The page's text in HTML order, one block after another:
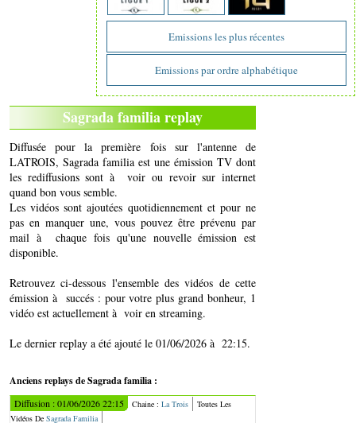
Emissions les plus récentes
Emissions par ordre alphabétique
Sagrada familia replay
Diffusée pour la première fois sur l'antenne de
LATROIS, Sagrada familia est une émission TV dont
les rediffusions sont à voir ou revoir sur internet
quand bon vous semble.
Les vidéos sont ajoutées quotidiennement et pour ne
pas en manquer une, vous pouvez être prévenu par
mail à chaque fois qu'une nouvelle émission est
disponible.
Retrouvez ci-dessous l'ensemble des vidéos de cette
émission à succés : pour votre plus grand bonheur, 1
vidéo est actuellement à voir en streaming.
Le dernier replay a été ajouté le 01/06/2026 à 22:15.
Anciens replays de Sagrada familia :
Diffusion : 01/06/2026 22:15 Chaine : La Trois
Toutes Les
Vidéos De Sagrada Familia